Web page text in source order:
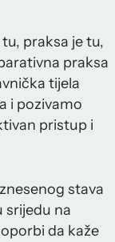
praksa je tu,
praksa
tijela
i pozivamo
pristup i
stava
srijedu na
da kaže